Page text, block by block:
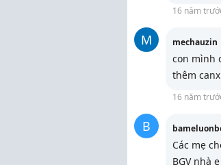
16 năm
M mechauzin
con mình
thêm
16 năm
B
Các mẹ
BGV nhà